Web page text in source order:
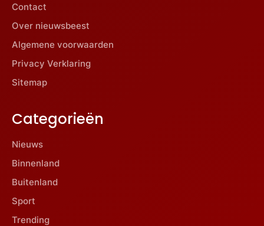
Contact
Over nieuwsbeest
Algemene voorwaarden
Privacy Verklaring
Sitemap
Categorieën
Nieuws
Binnenland
Buitenland
Sport
Trending